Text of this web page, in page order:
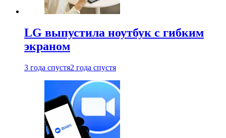
LG выпустила ноутбук с гибким
экраном
3 года спустя2 года спустя